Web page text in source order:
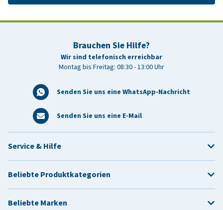
Brauchen Sie Hilfe?
Wir sind telefonisch erreichbar
Montag bis Freitag: 08:30 - 13:00 Uhr
Senden Sie uns eine WhatsApp-Nachricht
Senden Sie uns eine E-Mail
Service & Hilfe
Beliebte Produktkategorien
Beliebte Marken